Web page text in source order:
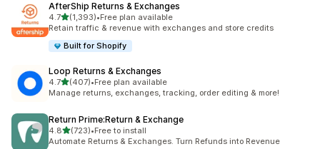
AfterShip Returns & Exchanges
4.7เต็ม 5 ดาว
(1,393)
ทั้งหมด 1393 รีวิว
•Free plan available
Retain traffic & revenue with exchanges and store credits
Built for Shopify
Loop Returns & Exchanges
4.7เต็ม 5 ดาว
(407)
ทั้งหมด 407 รีวิว
•Free plan available
Manage returns, exchanges, tracking, order editing & more!
Return Prime:Return & Exchange
4.8เต็ม 5 ดาว
(723)
ทั้งหมด 723 รีวิว
•Free to install
Automate Returns & Exchanges. Turn Refunds into Revenue